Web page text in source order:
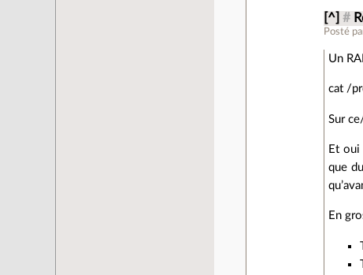
[^] #
Posté
Un
cat /
Sur
Et oui
que
En